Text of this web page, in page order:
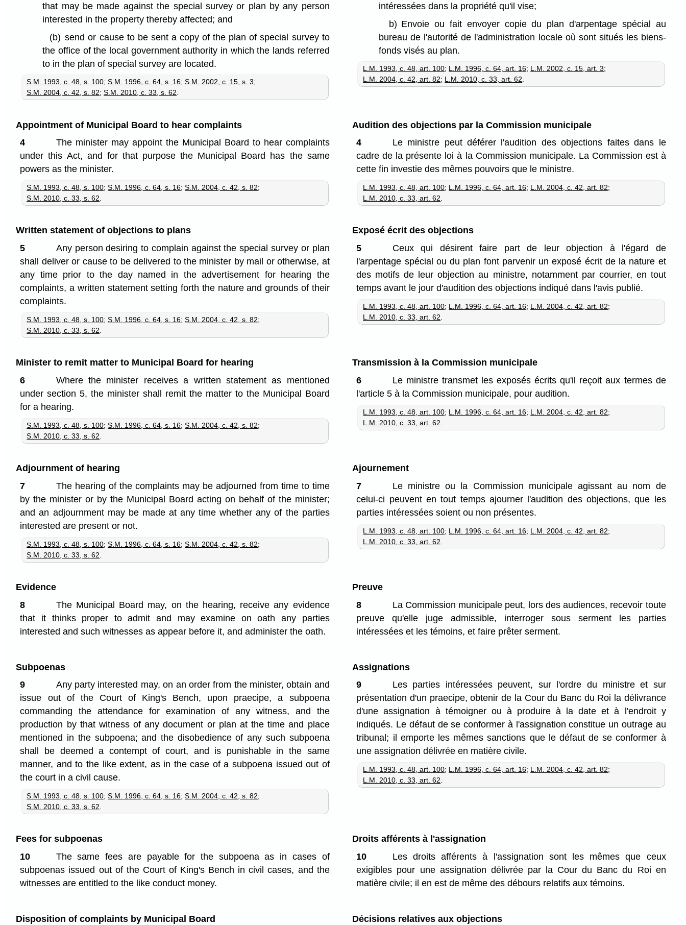
that may be made against the special survey or plan by any person
interested in the property thereby affected; and
(b) send or cause to be sent a copy of the plan of special survey to
the office of the local government authority in which the lands referred
to in the plan of special survey are located.
S.M. 1993, c. 48, s. 100;S.M. 1996, c. 64, s. 16;S.M. 2002, c. 15, s. 3;
S.M. 2004, c. 42, s. 82;S.M. 2010, c. 33, s. 62.
intéressées dans la propriété qu'il vise;
b) Envoie ou fait envoyer copie du plan d'arpentage spécial au
bureau de l'autorité de l'administration locale où sont situés les biens-
fonds visés au plan.
L.M. 1993, c. 48, art. 100; L.M. 1996, c. 64, art. 16; L.M. 2002, c. 15, art. 3;
L.M. 2004, c. 42, art. 82; L.M. 2010, c. 33, art. 62.
Appointment of Municipal Board to hear complaints
4
The minister may appoint the Municipal Board to hear complaints
under this Act, and for that purpose the Municipal Board has the same
powers as the minister.
S.M. 1993, c. 48, s. 100;S.M. 1996, c. 64, s. 16;S.M. 2004, c. 42, s. 82;
S.M. 2010, c. 33, s. 62.
Audition des objections par la Commission municipale
4
Le ministre peut déférer l'audition des objections faites dans le
cadre de la présente loi à la Commission municipale. La Commission est à
cette fin investie des mêmes pouvoirs que le ministre.
L.M. 1993, c. 48, art. 100; L.M. 1996, c. 64, art. 16; L.M. 2004, c. 42, art. 82;
L.M. 2010, c. 33, art. 62.
Written statement of objections to plans
5
Any person desiring to complain against the special survey or plan
shall deliver or cause to be delivered to the minister by mail or otherwise, at
any time prior to the day named in the advertisement for hearing the
complaints, a written statement setting forth the nature and grounds of their
complaints.
S.M. 1993, c. 48, s. 100;S.M. 1996, c. 64, s. 16;S.M. 2004, c. 42, s. 82;
S.M. 2010, c. 33, s. 62
Exposé écrit des objections
5
Ceux qui désirent faire part de leur objection à l'égard de
l'arpentage spécial ou du plan font parvenir un exposé écrit de la nature et
des motifs de leur objection au ministre, notamment par courrier, en tout
temps avant le jour d'audition des objections indiqué dans l'avis publié.
L.M. 1993, c. 48, art. 100; L.M. 1996, c. 64, art. 16; L.M. 2004, c. 42, art. 82;
L.M. 2010, c. 33, art. 62
Minister to remit matter to Municipal Board for hearing
6
Where the minister receives a written statement as mentioned
under section 5, the minister shall remit the matter to the Municipal Board
for a hearing.
S.M. 1993, c. 48, s. 100;S.M. 1996, c. 64, s. 16;S.M. 2004, c. 42, s. 82;
S.M. 2010, c. 33, s. 62
Transmission à la Commission municipale
6
Le ministre transmet les exposés écrits qu'il reçoit aux termes de
l'article 5 à la Commission municipale, pour audition.
L.M. 1993, c. 48, art. 100; L.M. 1996, c. 64, art. 16; L.M. 2004, c. 42, art. 82;
L.M. 2010, c. 33, art. 62
Adjournment of hearing
7
The hearing of the complaints may be adjourned from time to time
by the minister or by the Municipal Board acting on behalf of the minister;
and an adjournment may be made at any time whether any of the parties
interested are present or not.
S.M. 1993, c. 48, s. 100;S.M. 1996, c. 64, s. 16;S.M. 2004, c. 42, s. 82;
S.M. 2010, c. 33, s. 62
Ajournement
7
Le ministre ou la Commission municipale agissant au nom de
celui-ci peuvent en tout temps ajourner l'audition des objections, que les
parties intéressées soient ou non présentes.
L.M. 1993, c. 48, art. 100; L.M. 1996, c. 64, art. 16; L.M. 2004, c. 42, art. 82;
L.M. 2010, c. 33, art. 62
Evidence
8
The Municipal Board may, on the hearing, receive any evidence
that it thinks proper to admit and may examine on oath any parties
interested and such witnesses as appear before it, and administer the oath.
Preuve
8
La Commission municipale peut, lors des audiences, recevoir toute
preuve qu'elle juge admissible, interroger sous serment les parties
intéressées et les témoins, et faire prêter serment.
Subpoenas
9
Any party interested may, on an order from the minister, obtain and
issue out of the Court of King's Bench, upon praecipe, a subpoena
commanding the attendance for examination of any witness, and the
production by that witness of any document or plan at the time and place
mentioned in the subpoena; and the disobedience of any such subpoena
shall be deemed a contempt of court, and is punishable in the same
manner, and to the like extent, as in the case of a subpoena issued out of
the court in a civil cause.
S.M. 1993, c. 48, s. 100;S.M. 1996, c. 64, s. 16;S.M. 2004, c. 42, s. 82;
S.M. 2010, c. 33, s. 62
Assignations
9
Les parties intéressées peuvent, sur l'ordre du ministre et sur
présentation d'un praecipe, obtenir de la Cour du Banc du Roi la délivrance
d'une assignation à témoigner ou à produire à la date et à l'endroit y
indiqués. Le défaut de se conformer à l'assignation constitue un outrage au
tribunal; il emporte les mêmes sanctions que le défaut de se conformer à
une assignation délivrée en matière civile.
L.M. 1993, c. 48, art. 100; L.M. 1996, c. 64, art. 16; L.M. 2004, c. 42, art. 82;
L.M. 2010, c. 33, art. 62
Fees for subpoenas
10
The same fees are payable for the subpoena as in cases of
subpoenas issued out of the Court of King's Bench in civil cases, and the
witnesses are entitled to the like conduct money.
Droits afférents à l'assignation
10
Les droits afférents à l'assignation sont les mêmes que ceux
exigibles pour une assignation délivrée par la Cour du Banc du Roi en
matière civile; il en est de même des débours relatifs aux témoins.
Disposition of complaints by Municipal Board Décisions relatives aux objections